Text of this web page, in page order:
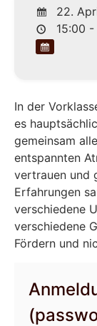
22.
15:00 -
In der
es
gemeinsam
entspannten
vertrauen und
Erfahrungen
verschiedene
verschiedene
Fördern und